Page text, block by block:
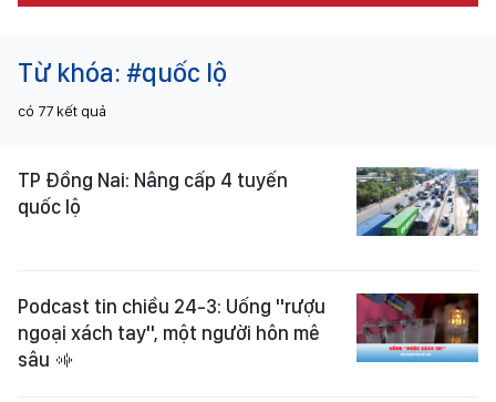
Từ khóa: #quốc lộ
có 77 kết quả
TP Đồng Nai: Nâng cấp 4 tuyến
quốc lộ
Podcast tin chiều 24-3: Uống "rượu
ngoại xách tay", một người hôn mê
sâu